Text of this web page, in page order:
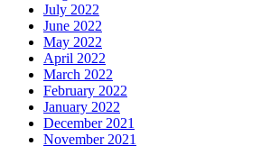
July 2022
June 2022
May 2022
April 2022
March 2022
February 2022
January 2022
December 2021
November 2021